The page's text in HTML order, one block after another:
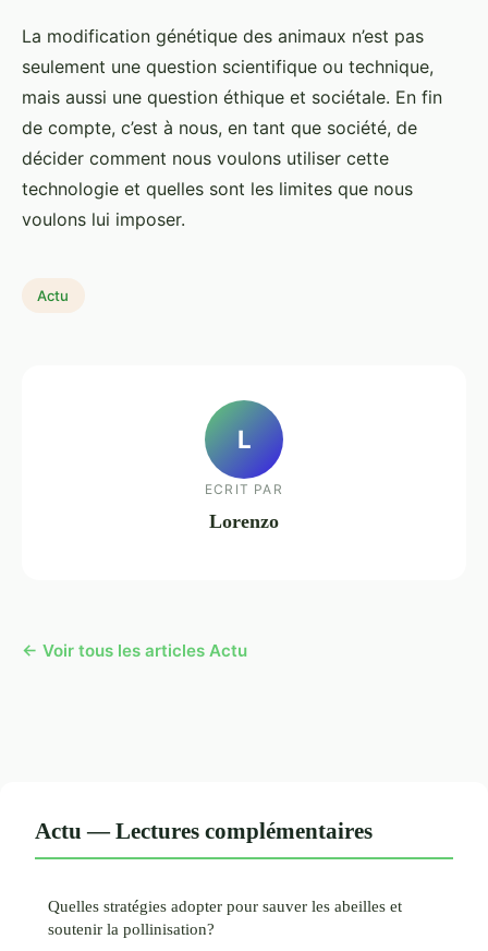
La modification génétique des animaux n’est pas
seulement une question scientifique ou technique,
mais aussi une question éthique et sociétale. En fin
de compte, c’est à nous, en tant que société, de
décider comment nous voulons utiliser cette
technologie et quelles sont les limites que nous
voulons lui imposer.
Actu
L
ECRIT PAR
Lorenzo
← Voir tous les articles Actu
Actu — Lectures complémentaires
Quelles stratégies adopter pour sauver les abeilles et
soutenir la pollinisation?